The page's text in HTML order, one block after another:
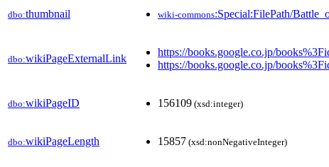
dbo:thumbnail wiki-commons:Special:FilePath/
dbo:wikiPageExternalLink
https://books.google.co.jp/
https://books.google.co.jp/
dbo:wikiPageID 156109 (xsd:integer)
dbo:wikiPageLength 15857 (xsd:nonNegativeInteger)